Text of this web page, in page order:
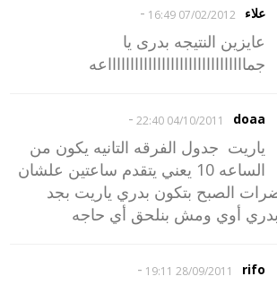
علاء 07/02/2012 16:49
-
عايزين النتيجه بدرى يا
جماااااااااااااااااااااااااااااااعه
doaa
04/10/2011 22:40
-
ياريت جدول الفرقه التانيه يكون من
الساعه 10 يعني يتقدم ساعتين علشان
الصبح بتكون بدري ياريت بجد
rifo
28/09/2011 19:11
-